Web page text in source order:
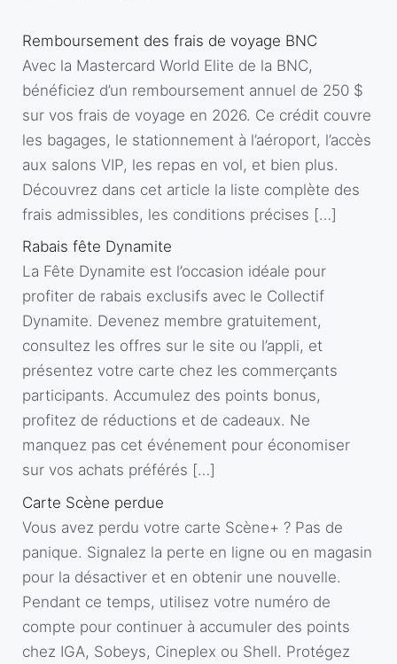
Remboursement des frais de voyage BNC
Avec la Mastercard World Elite de la BNC,
bénéficiez d’un remboursement annuel de 250 $
sur vos frais de voyage en 2026. Ce crédit couvre
les bagages, le stationnement à l’aéroport, l’accès
aux salons VIP, les repas en vol, et bien plus.
Découvrez dans cet article la liste complète des
frais admissibles, les conditions précises […]
Rabais fête Dynamite
La Fête Dynamite est l’occasion idéale pour
profiter de rabais exclusifs avec le Collectif
Dynamite. Devenez membre gratuitement,
consultez les offres sur le site ou l’appli, et
présentez votre carte chez les commerçants
participants. Accumulez des points bonus,
profitez de réductions et de cadeaux. Ne
manquez pas cet événement pour économiser
sur vos achats préférés […]
Carte Scène perdue
Vous avez perdu votre carte Scène+ ? Pas de
panique. Signalez la perte en ligne ou en magasin
pour la désactiver et en obtenir une nouvelle.
Pendant ce temps, utilisez votre numéro de
compte pour continuer à accumuler des points
chez IGA, Sobeys, Cineplex ou Shell. Protégez